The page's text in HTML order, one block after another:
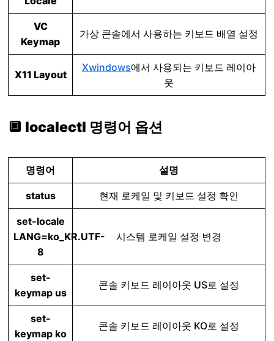
VC
Keymap
가상 콘솔에서 사용하는 키보드 배열 설정
X11 Layout
Xwindows에서 사용되는 키보드 레이아
웃
🔲 localectl 명령어 옵션
명령어 설명
status 현재 로케일 및 키보드 설정 확인
set-locale
LANG=ko_KR.UTF-
8
시스템 로케일 설정 변경
set-
keymap us
콘솔 키보드 레이아웃 US로 설정
set-
keymap ko
콘솔 키보드 레이아웃 KO로 설정